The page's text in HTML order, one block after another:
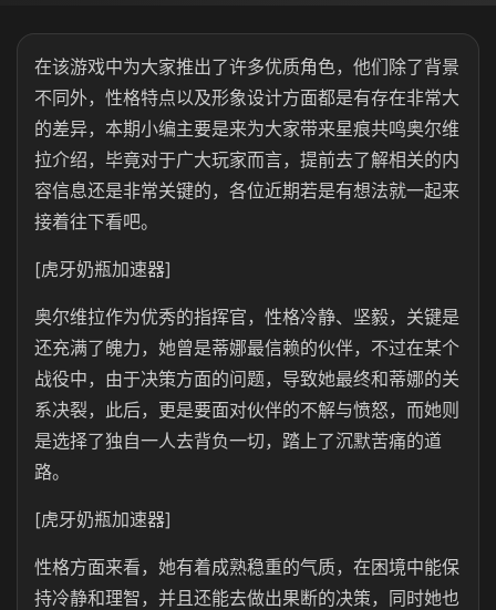
在该游戏中为大家推出了许多优质角色，他们除了背景
不同外，性格特点以及形象设计方面都是有存在非常大
的差异，本期小编主要是来为大家带来星痕共鸣奥尔维
拉介绍，毕竟对于广大玩家而言，提前去了解相关的内
容信息还是非常关键的，各位近期若是有想法就一起来
接着往下看吧。
[虎牙奶瓶加速器]
奥尔维拉作为优秀的指挥官，性格冷静、坚毅，关键是
还充满了魄力，她曾是蒂娜最信赖的伙伴，不过在某个
战役中，由于决策方面的问题，导致她最终和蒂娜的关
系决裂，此后，更是要面对伙伴的不解与愤怒，而她则
是选择了独自一人去背负一切，踏上了沉默苦痛的道
路。
[虎牙奶瓶加速器]
性格方面来看，她有着成熟稳重的气质，在困境中能保
持冷静和理智，并且还能去做出果断的决策，同时她也